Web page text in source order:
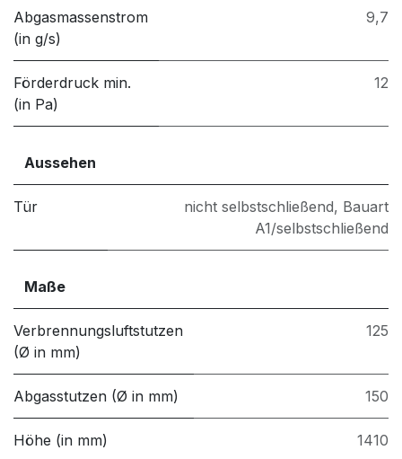
Abgasmassenstrom
(in g/s)
9,7
Förderdruck min.
(in Pa)
12
Aussehen
Tür nicht selbstschließend, Bauart
A1/selbstschließend
Maße
Verbrennungsluftstutzen
(Ø in mm)
125
Abgasstutzen (Ø in mm) 150
Höhe (in mm) 1410